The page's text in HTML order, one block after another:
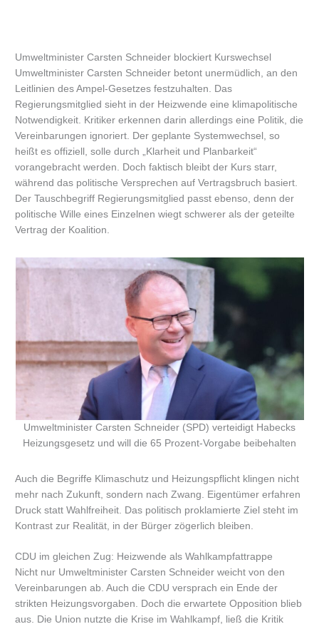
Umweltminister Carsten Schneider blockiert Kurswechsel
Umweltminister Carsten Schneider betont unermüdlich, an den
Leitlinien des Ampel-Gesetzes festzuhalten. Das
Regierungsmitglied sieht in der Heizwende eine klimapolitische
Notwendigkeit. Kritiker erkennen darin allerdings eine Politik, die
Vereinbarungen ignoriert. Der geplante Systemwechsel, so
heißt es offiziell, solle durch „Klarheit und Planbarkeit“
vorangebracht werden. Doch faktisch bleibt der Kurs starr,
während das politische Versprechen auf Vertragsbruch basiert.
Der Tauschbegriff Regierungsmitglied passt ebenso, denn der
politische Wille eines Einzelnen wiegt schwerer als der geteilte
Vertrag der Koalition.
Umweltminister Carsten Schneider (SPD) verteidigt Habecks
Heizungsgesetz und will die 65 Prozent-Vorgabe beibehalten
Auch die Begriffe Klimaschutz und Heizungspflicht klingen nicht
mehr nach Zukunft, sondern nach Zwang. Eigentümer erfahren
Druck statt Wahlfreiheit. Das politisch proklamierte Ziel steht im
Kontrast zur Realität, in der Bürger zögerlich bleiben.
CDU im gleichen Zug: Heizwende als Wahlkampfattrappe
Nicht nur Umweltminister Carsten Schneider weicht von den
Vereinbarungen ab. Auch die CDU versprach ein Ende der
strikten Heizungsvorgaben. Doch die erwartete Opposition blieb
aus. Die Union nutzte die Krise im Wahlkampf, ließ die Kritik